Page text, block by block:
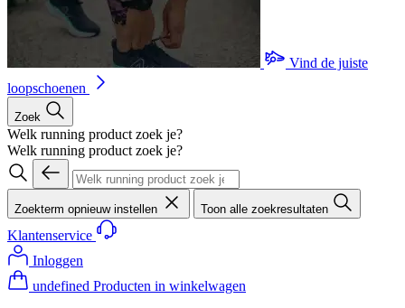
Vind de juiste
loopschoenen
Zoek
Welk running product zoek je?
Welk running product zoek je?
Zoekterm opnieuw instellen Toon alle zoekresultaten
Klantenservice
Inloggen
undefined Producten in winkelwagen